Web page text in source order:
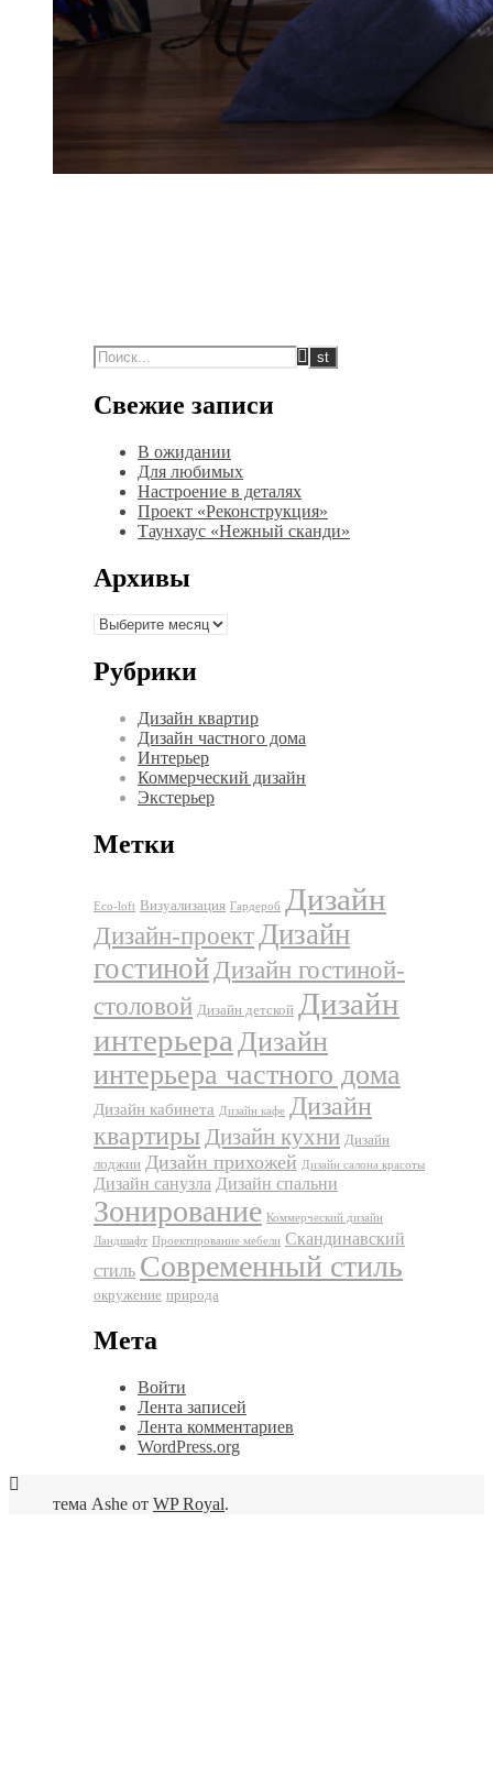
Свежие записи
В ожидании
Для любимых
Настроение в деталях
Проект «Реконструкция»
Таунхаус «Нежный сканди»
Архивы
Архивы
Рубрики
Дизайн квартир
Дизайн частного дома
Интерьер
Коммерческий дизайн
Экстерьер
Метки
Eco-loft Визуализация Гардероб Дизайн
Дизайн-проектДизайн
гостинойДизайн гостиной-
столовой Дизайн детской Дизайн
интерьера Дизайн
интерьера частного дома
Дизайн кабинета Дизайн кафе Дизайн
квартирыДизайн кухни Дизайн
лоджии Дизайн прихожей Дизайн салона красоты
Дизайн санузла Дизайн спальни
Зонирование Коммерческий дизайн
Ландшафт Проектирование мебели Скандинавский
стиль Современный стиль
окружение природа
Мета
Войти
Лента записей
Лента комментариев
WordPress.org
тема Ashe от WP Royal.